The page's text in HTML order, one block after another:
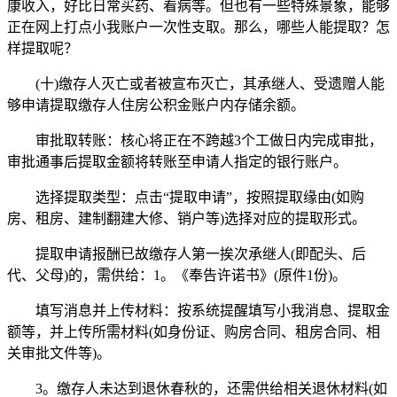
康收入，好比日常买药、看病等。但也有一些特殊景象，能够
正在网上打点小我账户一次性支取。那么，哪些人能提取？怎
样提取呢？
(十)缴存人灭亡或者被宣布灭亡，其承继人、受遗赠人能
够申请提取缴存人住房公积金账户内存储余额。
审批取转账：核心将正在不跨越3个工做日内完成审批，
审批通事后提取金额将转账至申请人指定的银行账户。
选择提取类型：点击“提取申请”，按照提取缘由(如购
房、租房、建制翻建大修、销户等)选择对应的提取形式。
提取申请报酬已故缴存人第一挨次承继人(即配头、后
代、父母)的，需供给：1。《奉告许诺书》(原件1份)。
填写消息并上传材料：按系统提醒填写小我消息、提取金
额等，并上传所需材料(如身份证、购房合同、租房合同、相
关审批文件等)。
3。缴存人未达到退休春秋的，还需供给相关退休材料(如